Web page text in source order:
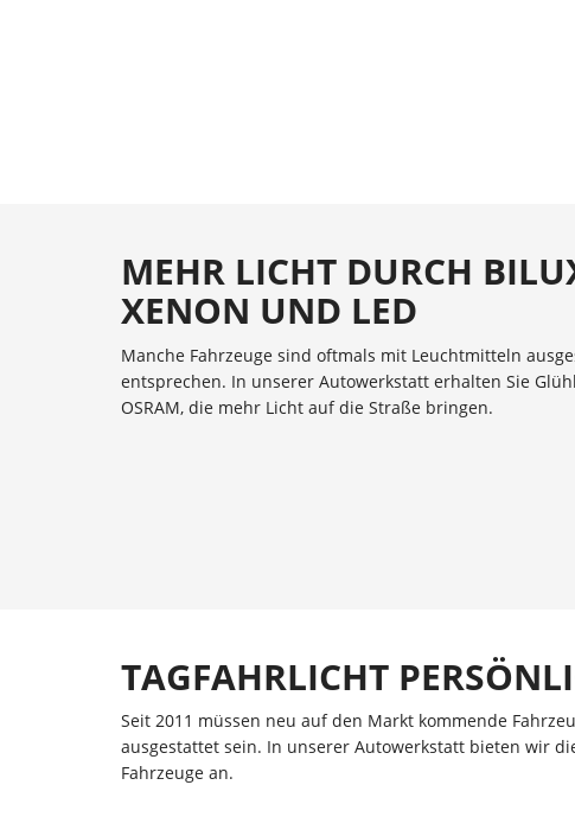
MEHR LICHT DURCH
XENON UND LED
Manche Fahrzeuge sind oftmals mit Leuchtmitteln
entsprechen. In unserer Autowerkstatt erhalten Sie
OSRAM, die mehr Licht auf die Straße bringen.
TAGFAHRLICHT
Seit 2011 müssen neu auf den Markt kommende
ausgestattet sein. In unserer Autowerkstatt bieten wir
Fahrzeuge an.